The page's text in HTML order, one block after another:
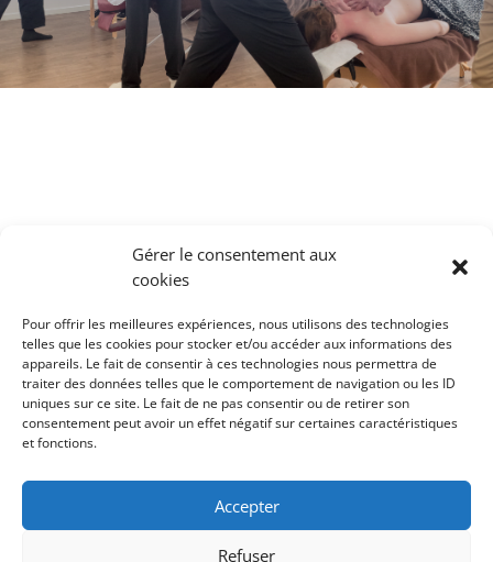
Gérer le consentement aux
cookies
Pour offrir les meilleures expériences, nous utilisons des technologies
telles que les cookies pour stocker et/ou accéder aux informations des
appareils. Le fait de consentir à ces technologies nous permettra de
traiter des données telles que le comportement de navigation ou les ID
uniques sur ce site. Le fait de ne pas consentir ou de retirer son
consentement peut avoir un effet négatif sur certaines caractéristiques
et fonctions.
Accepter
Refuser
Pour une consultation
individuelle en
massothérapie avec
Daniel Poirier à Ste-Adèle,
Québec :
60 min. : 110$+tax